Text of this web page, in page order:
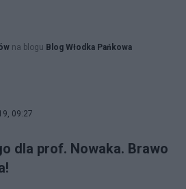
na blogu Blog Włodka Pańkowa
09:27
dla prof. Nowaka. Brawo